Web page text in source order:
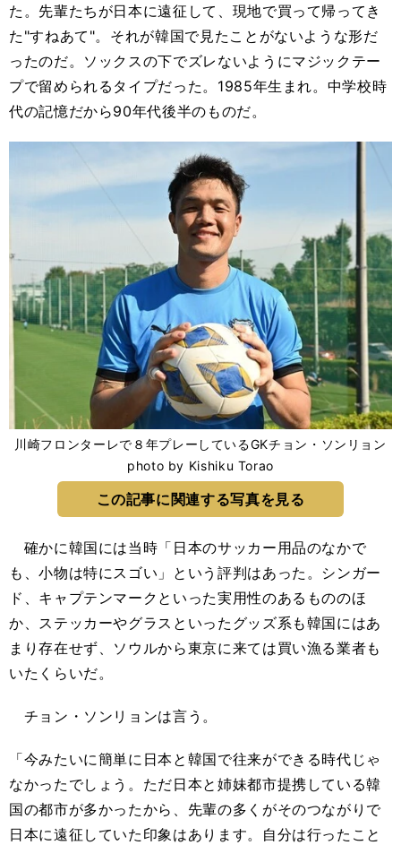
た。先輩たちが日本に遠征して、現地で買って帰ってき
た"すねあて"。それが韓国で見たことがないような形だ
ったのだ。ソックスの下でズレないようにマジックテー
プで留められるタイプだった。1985年生まれ。中学校時
代の記憶だから90年代後半のものだ。
川崎フロンターレで８年プレーしているGKチョン・ソンリョン
photo by Kishiku Torao
この記事に関連する写真を見る
確かに韓国には当時「日本のサッカー用品のなかで
も、小物は特にスゴい」という評判はあった。シンガー
ド、キャプテンマークといった実用性のあるもののほ
か、ステッカーやグラスといったグッズ系も韓国にはあ
まり存在せず、ソウルから東京に来ては買い漁る業者も
いたくらいだ。
チョン・ソンリョンは言う。
「今みたいに簡単に日本と韓国で往来ができる時代じゃ
なかったでしょう。ただ日本と姉妹都市提携している韓
国の都市が多かったから、先輩の多くがそのつながりで
日本に遠征していた印象はあります。自分は行ったこと